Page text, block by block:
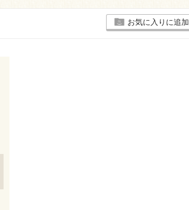
お気に入りに追加